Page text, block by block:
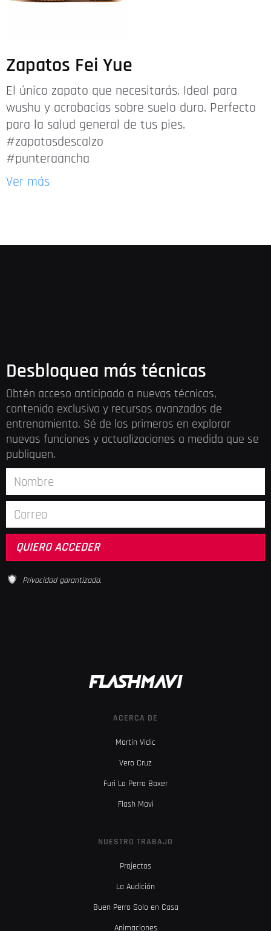
Zapatos Fei Yue
El único zapato que necesitarás. Ideal para
wushu y acrobacias sobre suelo duro. Perfecto
para la salud general de tus pies.
#zapatosdescalzo
#punteraancha
Ver más
Desbloquea más técnicas
Obtén acceso anticipado a nuevas técnicas,
contenido exclusivo y recursos avanzados de
entrenamiento. Sé de los primeros en explorar
nuevas funciones y actualizaciones a medida que se
publiquen.
Privacidad garantizada.
ACERCA DE
Martín Vidic
Vero Cruz
Furi La Perra Boxer
Flash Mavi
NUESTRO TRABAJO
Projectos
La Audición
Buen Perro Solo en Casa
Animaciones